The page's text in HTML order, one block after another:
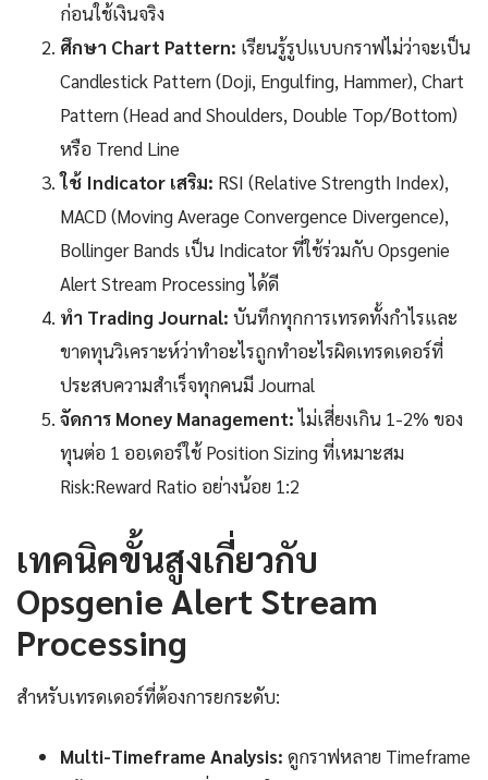
ก่อนใช้เงินจริง
ศึกษา Chart Pattern: เรียนรู้รูปแบบกราฟไม่ว่าจะเป็น
Candlestick Pattern (Doji, Engulfing, Hammer), Chart
Pattern (Head and Shoulders, Double Top/Bottom)
หรือ Trend Line
ใช้ Indicator เสริม: RSI (Relative Strength Index),
MACD (Moving Average Convergence Divergence),
Bollinger Bands เป็น Indicator ที่ใช้ร่วมกับ Opsgenie
Alert Stream Processing ได้ดี
ทำ Trading Journal: บันทึกทุกการเทรดทั้งกำไรและ
ขาดทุนวิเคราะห์ว่าทำอะไรถูกทำอะไรผิดเทรดเดอร์ที่
ประสบความสำเร็จทุกคนมี Journal
จัดการ Money Management:ไม่เสี่ยงเกิน 1-2% ของ
ทุนต่อ 1 ออเดอร์ใช้ Position Sizing ที่เหมาะสม
Risk:Reward Ratio อย่างน้อย 1:2
เทคนิคขั้นสูงเกี่ยวกับ
Opsgenie Alert Stream
Processing
สำหรับเทรดเดอร์ที่ต้องการยกระดับ:
Multi-Timeframe Analysis: ดูกราฟหลาย Timeframe